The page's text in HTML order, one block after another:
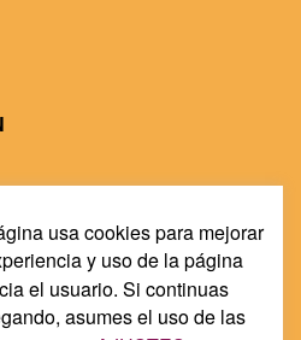
usa cookies para mejorar
y uso de la página
el usuario. Si continuas
asumes el uso de las